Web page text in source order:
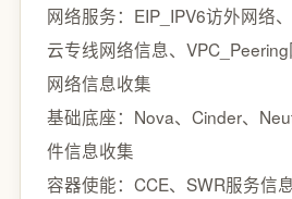
网络服务：EIP_IPV6访外网络
云专线网络信息、
网络信息收集
基础底座：Nova、Cinder、
件信息收集
容器使能：CCE、SWR服务信